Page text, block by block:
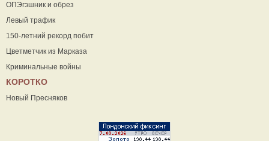
ОПЭгэшник и обрез
Левый трафик
150-летний рекорд побит
Цветметчик из Марказа
Криминальные войны
КОРОТКО
Новый Пресняков